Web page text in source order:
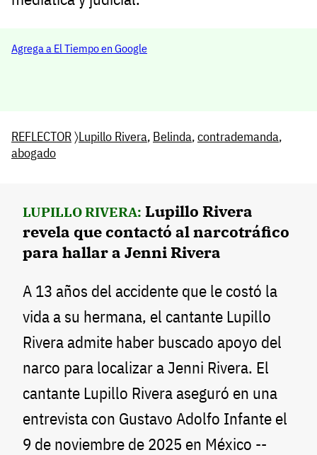
Agrega a El Tiempo en Google
REFLECTOR〉Lupillo Rivera, Belinda,contrademanda,
abogado
LUPILLO RIVERA: Lupillo Rivera
revela que contactó al narcotráfico
para hallar a Jenni Rivera
A 13 años del accidente que le costó la
vida a su hermana, el cantante Lupillo
Rivera admite haber buscado apoyo del
narco para localizar a Jenni Rivera. El
cantante Lupillo Rivera aseguró en una
entrevista con Gustavo Adolfo Infante el
9 de noviembre de 2025 en México --